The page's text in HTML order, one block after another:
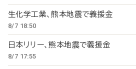
生化学工業、熊本地震で義援金
8/7 18:50
日本リリー、熊本地震で義援金
8/7 17:55